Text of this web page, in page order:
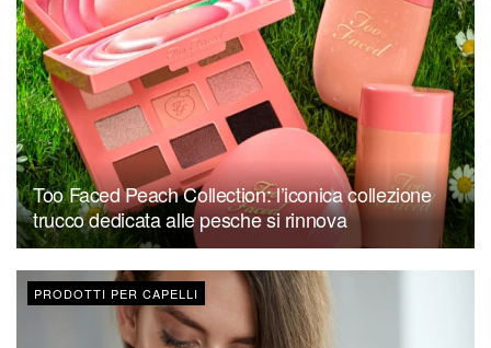
Too Faced Peach Collection: l’iconica collezione
trucco dedicata alle pesche si rinnova
PRODOTTI PER CAPELLI